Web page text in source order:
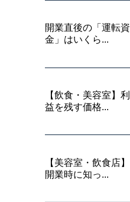
開業直後の「運転資
金」はいくら...
【飲食・美容室】利
益を残す価格...
【美容室・飲食店】
開業時に知っ...